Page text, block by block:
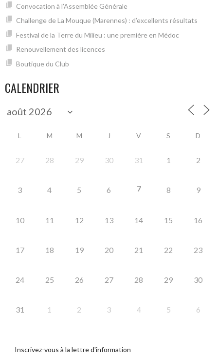
Convocation à l’Assemblée Générale
Challenge de La Mouque (Marennes) : d’excellents résultats
Festival de la Terre du Milieu : une première en Médoc
Renouvellement des licences
Boutique du Club
CALENDRIER
L M M J V S D
27 28 29 30 31 1 2
3 4 5 6 7 8 9
10 11 12 13 14 15 16
17 18 19 20 21 22 23
24 25 26 27 28 29 30
31 1 2 3 4 5 6
Inscrivez-vous à la lettre d'information